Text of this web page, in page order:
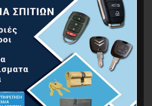
Σκάλα Τηλεσκοπική
Σκαλιά